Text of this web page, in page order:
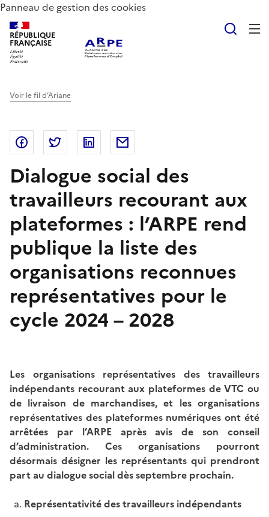
Panneau de gestion des cookies
RÉPUBLIQUE
FRANÇAISE
Voir le fil d’Ariane
Partager sur Facebook
Partager sur Twitter
Partager sur LinkedIn
Dialogue social des
travailleurs recourant aux
plateformes : l’ARPE rend
publique la liste des
organisations reconnues
représentatives pour le
cycle 2024 – 2028
Les organisations représentatives des travailleurs
indépendants recourant aux plateformes de VTC ou
de livraison de marchandises, et les organisations
représentatives des plateformes numériques ont été
arrêtées par l’ARPE après avis de son conseil
d’administration. Ces organisations pourront
désormais désigner les représentants qui prendront
part au dialogue social dès septembre prochain.
Représentativité des travailleurs indépendants